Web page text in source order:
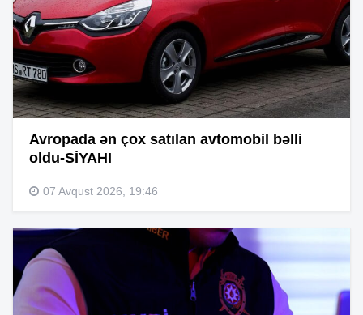
Avropada ən çox satılan avtomobil bəlli
oldu-SİYAHI
07 Avqust 2026, 19:46